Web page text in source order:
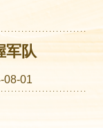
军队
08-01